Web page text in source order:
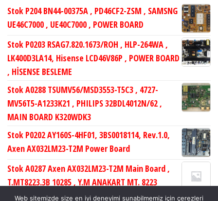
Stok P204 BN44-00375A , PD46CF2-ZSM , SAMSNG
UE46C7000 , UE40C7000 , POWER BOARD
Stok P0203 RSAG7.820.1673/ROH , HLP-264WA ,
LK400D3LA14, Hisense LCD46V86P , POWER BOARD
, HİSENSE BESLEME
Stok A0288 TSUMV56/MSD3553-T5C3 , 4727-
MV56T5-A1233K21 , PHILIPS 32BDL4012N/62 ,
MAIN BOARD K320WDK3
Stok P0202 AY160S-4HF01, 3BS0018114, Rev.1.0,
Axen AX032LM23-T2M Power Board
Stok A0287 Axen AX032LM23-T2M Main Board ,
T.MT8223.3B 10285 , Y.M ANAKART MT. 8223
TUNERSİZ MNL , LC320WXN-SCB1
Web sitemizde size en iyi deneyimi sunabilmemiz için çerezleri